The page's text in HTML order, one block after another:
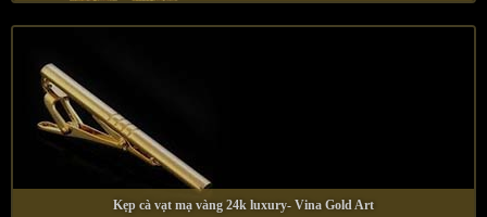
Kẹp cà vạt mạ vàng 24k luxury- Vina Gold Art